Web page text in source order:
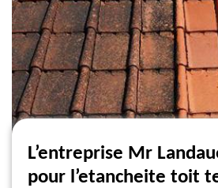
L’entreprise Mr
pour l’etancheite toit